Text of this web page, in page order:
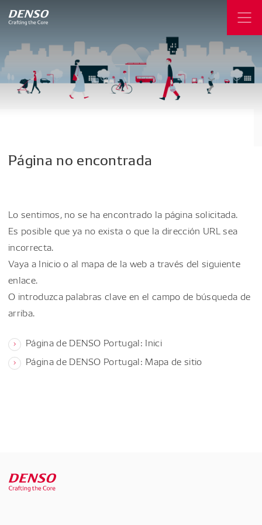
Página no encontrada
Lo sentimos, no se ha encontrado la página solicitada.
Es posible que ya no exista o que la dirección URL sea
incorrecta.
Vaya a Inicio o al mapa de la web a través del siguiente
enlace.
O introduzca palabras clave en el campo de búsqueda de
arriba.
Página de DENSO Portugal: Inici
Página de DENSO Portugal: Mapa de sitio